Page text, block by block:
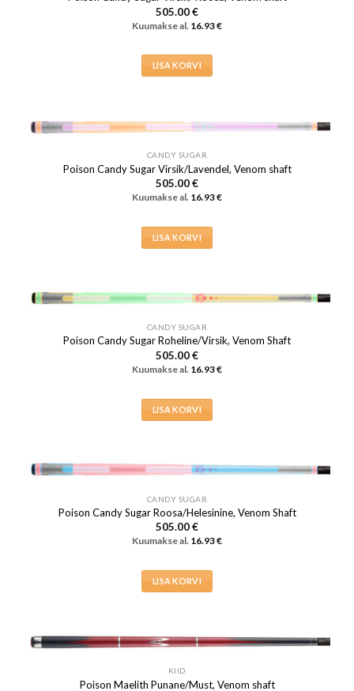
saab
teha
505.00€
Kuumakse al. 16.93€
LISA KORVI
CANDY SUGAR
Poison Candy Sugar Virsik/Lavendel, Venom shaft
505.00€
Kuumakse al. 16.93€
LISA KORVI
CANDY SUGAR
Poison Candy Sugar Roheline/Virsik, Venom Shaft
505.00€
Kuumakse al. 16.93€
LISA KORVI
CANDY SUGAR
Poison Candy Sugar Roosa/Helesinine, Venom Shaft
505.00€
Kuumakse al. 16.93€
LISA KORVI
KIID
Poison Maelith Punane/Must, Venom shaft